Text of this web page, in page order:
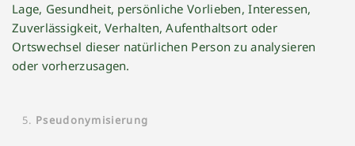
Lage, Gesundheit, persönliche Vorlieben, Interessen,
Zuverlässigkeit, Verhalten, Aufenthaltsort oder
Ortswechsel dieser natürlichen Person zu analysieren
oder vorherzusagen.
Pseudonymisierung